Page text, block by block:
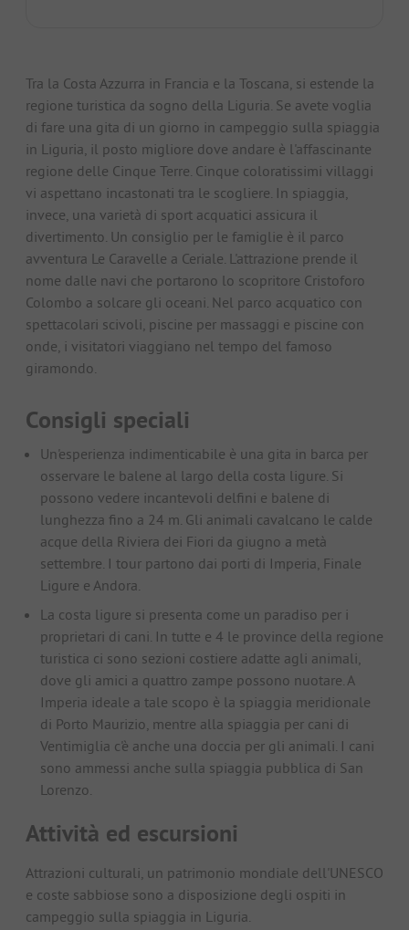
Tra la Costa Azzurra in Francia e la Toscana, si estende la
regione turistica da sogno della Liguria. Se avete voglia
di fare una gita di un giorno in campeggio sulla spiaggia
in Liguria, il posto migliore dove andare è l'affascinante
regione delle Cinque Terre. Cinque coloratissimi villaggi
vi aspettano incastonati tra le scogliere. In spiaggia,
invece, una varietà di sport acquatici assicura il
divertimento. Un consiglio per le famiglie è il parco
avventura Le Caravelle a Ceriale. L'attrazione prende il
nome dalle navi che portarono lo scopritore Cristoforo
Colombo a solcare gli oceani. Nel parco acquatico con
spettacolari scivoli, piscine per massaggi e piscine con
onde, i visitatori viaggiano nel tempo del famoso
giramondo.
Consigli speciali
Un'esperienza indimenticabile è una gita in barca per
osservare le balene al largo della costa ligure. Si
possono vedere incantevoli delfini e balene di
lunghezza fino a 24 m. Gli animali cavalcano le calde
acque della Riviera dei Fiori da giugno a metà
settembre. I tour partono dai porti di Imperia, Finale
Ligure e Andora.
La costa ligure si presenta come un paradiso per i
proprietari di cani. In tutte e 4 le province della regione
turistica ci sono sezioni costiere adatte agli animali,
dove gli amici a quattro zampe possono nuotare. A
Imperia ideale a tale scopo è la spiaggia meridionale
di Porto Maurizio, mentre alla spiaggia per cani di
Ventimiglia c'è anche una doccia per gli animali. I cani
sono ammessi anche sulla spiaggia pubblica di San
Lorenzo.
Attività ed escursioni
Attrazioni culturali, un patrimonio mondiale dell'UNESCO
e coste sabbiose sono a disposizione degli ospiti in
campeggio sulla spiaggia in Liguria.